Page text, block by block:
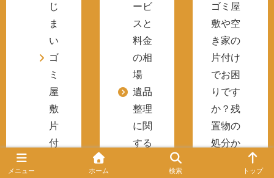
じ
ま
い
ゴ
ミ
屋
敷
片
付
ービ
スと
料金
の相
場
遺品
整理
に関
する
ゴミ屋
敷や空
き家の
片付け
でお困
りです
か？残
置物の
処分か
メニュー ホーム 検索 トップ